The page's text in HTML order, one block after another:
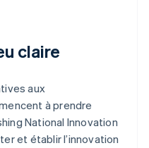
claire
aux
à prendre
National Innovation
et établir l’innovation